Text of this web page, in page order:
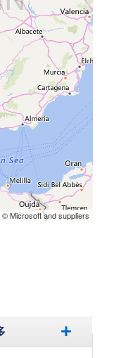
© Microsoft and suppliers